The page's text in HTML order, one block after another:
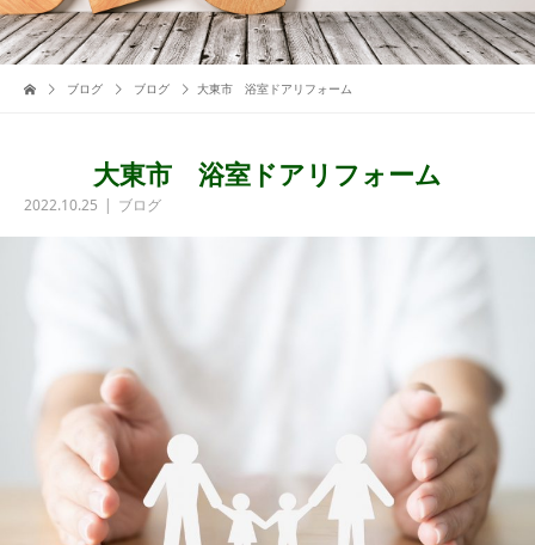
ブログ ブログ 大東市 浴室ドアリフォーム
大東市 浴室ドアリフォーム
2022.10.25 ブログ